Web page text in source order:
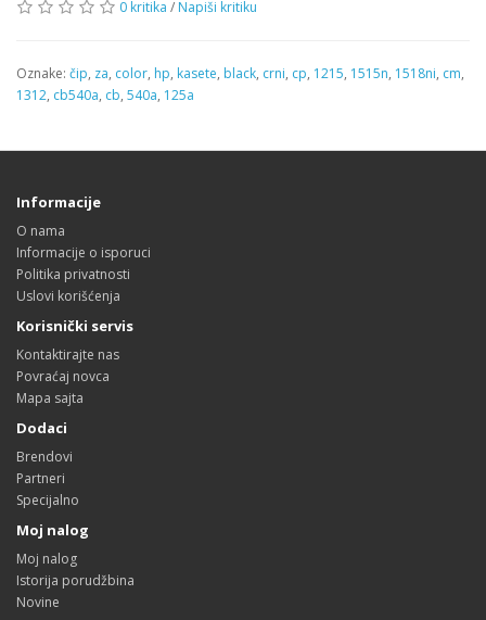
0 kritika / Napiši kritiku
Oznake: čip, za, color, hp, kasete, black, crni, cp, 1215, 1515n, 1518ni, cm,
1312, cb540a, cb, 540a, 125a
Informacije
O nama
Informacije o isporuci
Politika privatnosti
Uslovi korišćenja
Korisnički servis
Kontaktirajte nas
Povraćaj novca
Mapa sajta
Dodaci
Brendovi
Partneri
Specijalno
Moj nalog
Moj nalog
Istorija porudžbina
Novine